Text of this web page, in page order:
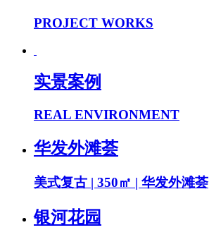
PROJECT WORKS
实景案例
REAL ENVIRONMENT
华发外滩荟
美式复古 | 350㎡ | 华发外滩荟
银河花园